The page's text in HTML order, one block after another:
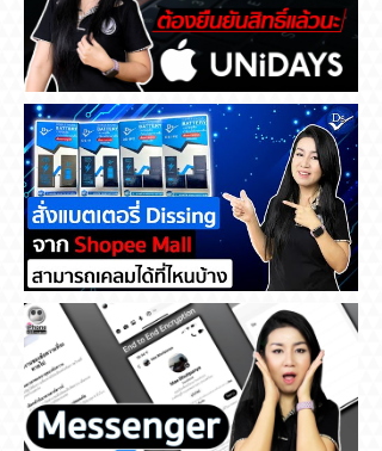
ซื้อ iPad , MacBook ราคา
นักศึกษา ต้องยืนยันสิทธิ์แล้วนะ
สั่งแบตเตอรี่ Dissing จาก
Shopee Mall สามารถเคลมได้ที่
ไหนบ้าง